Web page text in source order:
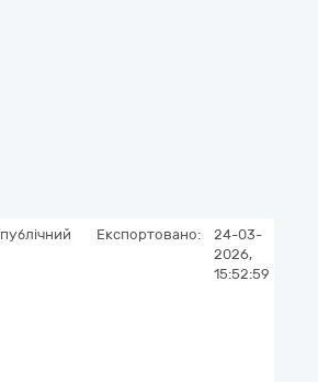
публічний Експортовано:
24-03-
2026,
15:52:59